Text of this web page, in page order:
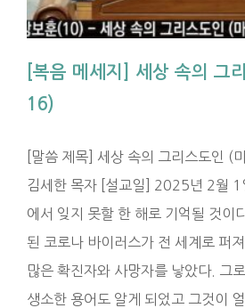
[복음 메세지] 세상 속의 그
16)
[말씀 제목] 세상 속의 그리스도인 (
김세한 목자 [설교일] 2025년 2월
에서 잊지 못할 한 해로 기억될 것이
된 코로나 바이러스가 전 세계로 퍼
많은 확진자와 사망자를 낳았다. 그
생소한 용어도 알게 되었고 그것이